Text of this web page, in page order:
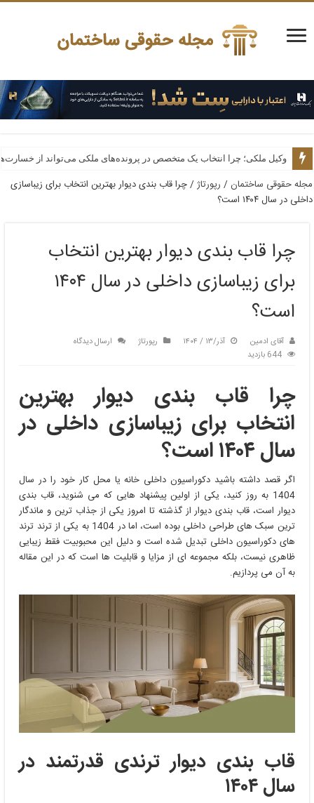
وکیل ملکی؛ چرا انتخاب یک متخصص در پرونده‌های ملکی می‌تواند از
مجله حقوقی ساختمان/ رپورتاژ/چرا قاب بندی دیوار بهترین انتخاب برای زیباسازی
داخلی در سال ۱۴۰۴ است؟
چرا قاب بندی دیوار بهترین انتخاب
برای زیباسازی داخلی در سال ۱۴۰۴
است؟
آقای ادمین آذر/۱۳ / ۱۴۰۴ رپورتاژ
ارسال دیدگاه
644 بازدید
چرا قاب بندی دیوار بهترین
انتخاب برای زیباسازی داخلی در
سال۱۴۰۴است؟
اگر قصد داشته باشید دکوراسیون داخلی خانه یا محل کار خود را در سال
1404 به روز کنید، یکی از اولین پیشنهاد هایی که می شنوید، قاب بندی
دیوار است، قاب بندی دیوار از گذشته تا امروز یکی از جذاب ترین و ماندگار
ترین سبک های طراحی داخلی بوده است، اما در 1404 به یکی از ترند ترند
های دکوراسیون داخلی تبدیل شده است و دلیل این محبوبیت فقط زیبایی
ظاهری نیست، بلکه مجموعه ای از مزایا و قابلیت ها است که در این مقاله
به آن می پردازیم.
قاب بندی دیوار ترندی قدرتمند در
سال۱۴۰۴